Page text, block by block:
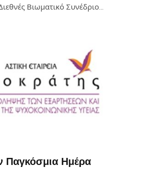
Βιωματικό Συνέδριο…
Παγκόσμια Ημέρα